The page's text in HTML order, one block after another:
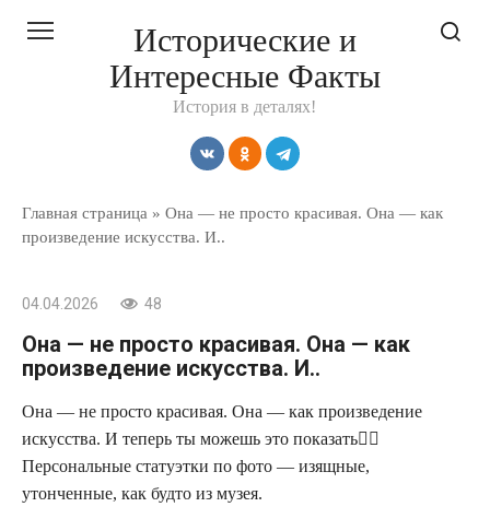
Исторические и
Интересные Факты
История в деталях!
Главная страница » Она — не просто красивая. Она — как
произведение искусства. И..
04.04.2026 48
Она — не просто красивая. Она — как
произведение искусства. И..
Она — не просто красивая. Она — как произведение
искусства. И теперь ты можешь это показать❤️‍🔥
Персональные статуэтки по фото — изящные,
утонченные, как будто из музея.